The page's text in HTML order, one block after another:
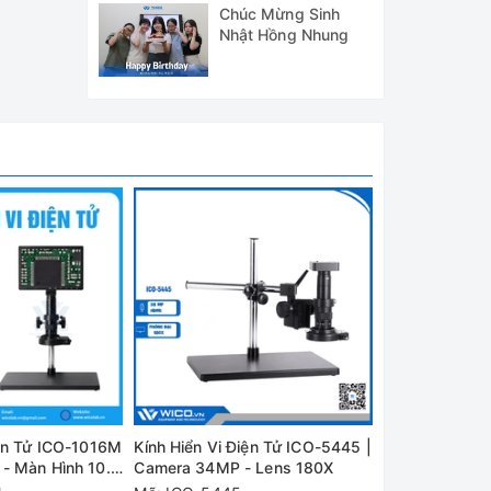
Chúc Mừng Sinh
Nhật Hồng Nhung
Tử ICO-1016M
- Màn Hình 10.1
Kính Hiển Vi Điện Tử ICO-5445 |
Camera 34MP - Lens 180X